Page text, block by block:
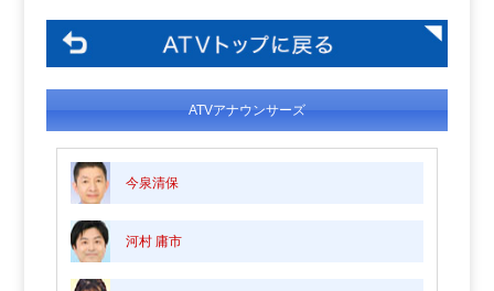
ATVアナウンサーズ
今泉清保
河村 庸市